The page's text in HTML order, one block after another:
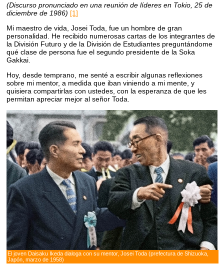
(Discurso pronunciado en una reunión de líderes en Tokio, 25 de
diciembre de 1986) [1]
Mi maestro de vida, Josei Toda, fue un hombre de gran
personalidad. He recibido numerosas cartas de los integrantes de
la División Futuro y de la División de Estudiantes preguntándome
qué clase de persona fue el segundo presidente de la Soka
Gakkai.
Hoy, desde temprano, me senté a escribir algunas reflexiones
sobre mi mentor, a medida que iban viniendo a mi mente, y
quisiera compartirlas con ustedes, con la esperanza de que les
permitan apreciar mejor al señor Toda.
El joven Daisaku Ikeda dialoga con su mentor, Josei Toda (prefectura de Shizuoka,
Japón, marzo de 1958)